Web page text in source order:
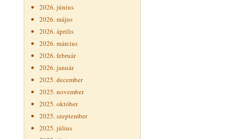
2026. június
2026. május
2026. április
2026. március
2026. február
2026. január
2025. december
2025. november
2025. október
2025. szeptember
2025. július